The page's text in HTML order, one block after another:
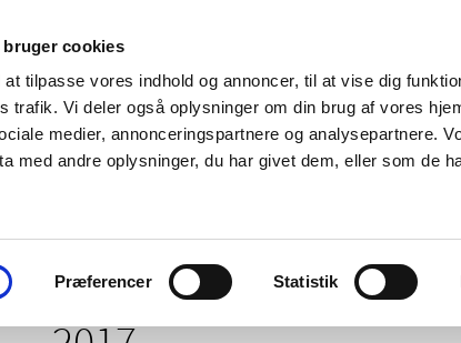
bruger cookies
tilpasse vores indhold og annoncer, til at vise dig
trafik. Vi deler også oplysninger om din brug af vores
medier, annonceringspartnere og analysepartnere.
med andre oplysninger, du har givet dem, eller som de
Præferencer Statistik
Nyheder Om os
og
Tilskud og
Apoteker og salg